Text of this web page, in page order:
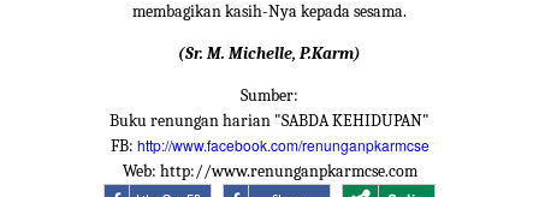
membagikan kasih-Nya kepada sesama.
(Sr. M. Michelle, P.Karm)
Sumber:
Buku renungan harian "SABDA KEHIDUPAN"
FB: http://www.facebook.com/renunganpkarmcse
Web: http://www.renunganpkarmcse.com